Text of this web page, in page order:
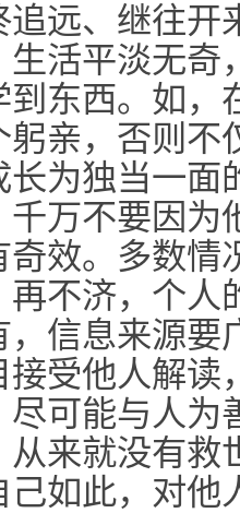
追远、继往开
生活平淡无奇
到东西。如，
躬亲，否则不
长为独当一面
千万不要因为
奇效。多数情
再不济，个人
，信息来源要
接受他人解读
尽可能与人为
从来就没有救
己如此，对他